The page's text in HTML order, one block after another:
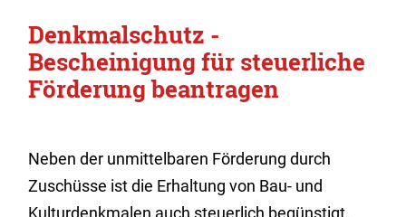
Denkmalschutz -
Bescheinigung für steuerliche
Förderung beantragen
Neben der unmittelbaren Förderung durch
Zuschüsse ist die Erhaltung von Bau- und
Kulturdenkmalen auch steuerlich begünstigt.